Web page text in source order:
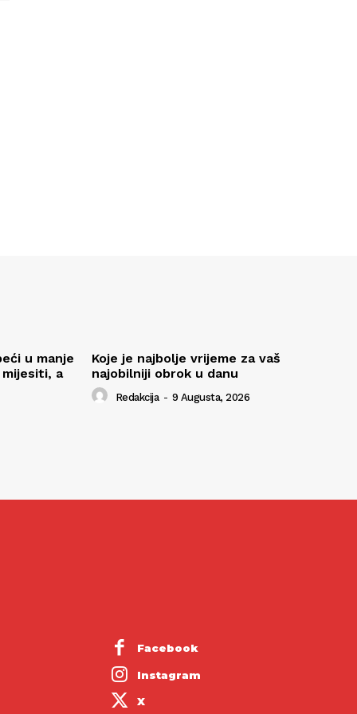
u manje
a
Koje je najbolje vrijeme za vaš
najobilniji obrok u danu
Redakcija - 9 Augusta, 2026
Facebook
Instagram
X